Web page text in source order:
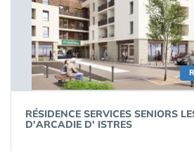
RÉSIDENCE SERVICES SENIORS
D'ARCADIE D' ISTRES